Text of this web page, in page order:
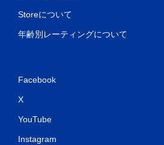
Storeについて
年齢別レーティングについて
Facebook
X
YouTube
Instagram